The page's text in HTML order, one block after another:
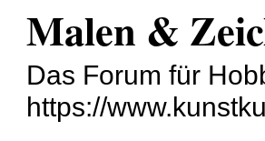
Malen &
Das Forum für
https://